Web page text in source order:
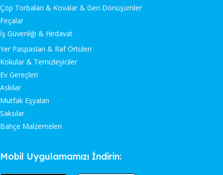
Çöp Torbaları & Kovalar & Geri Dönüşümler
Fırçalar
İş Güvenliği & Hırdavat
Yer Paspasları & Raf Örtüleri
Kokular & Temizleyiciler
Ev Gereçleri
Askılar
Mutfak Eşyaları
Saksılar
Bahçe Malzemeleri
Mobil Uygulamamızı İndirin: